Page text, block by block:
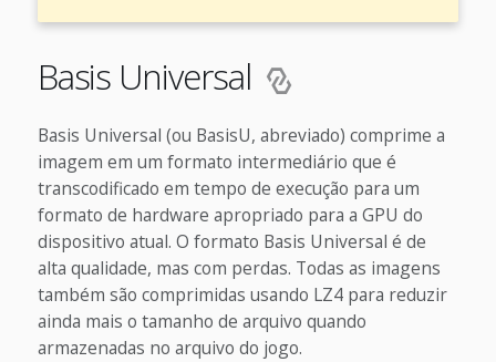
Basis Universal
Basis Universal (ou BasisU, abreviado) comprime a
imagem em um formato intermediário que é
transcodificado em tempo de execução para um
formato de hardware apropriado para a GPU do
dispositivo atual. O formato Basis Universal é de
alta qualidade, mas com perdas. Todas as imagens
também são comprimidas usando LZ4 para reduzir
ainda mais o tamanho de arquivo quando
armazenadas no arquivo do jogo.